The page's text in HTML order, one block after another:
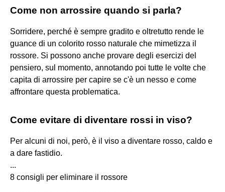
Come non arrossire quando si parla?
Sorridere, perché è sempre gradito e oltretutto rende le
guance di un colorito rosso naturale che mimetizza il
rossore. Si possono anche provare degli esercizi del
pensiero, sul momento, annotando poi tutte le volte che
capita di arrossire per capire se c'è un nesso e come
affrontare questa problematica.
Come evitare di diventare rossi in viso?
Per alcuni di noi, però, è il viso a diventare rosso, caldo e
a dare fastidio.
...
8 consigli per eliminare il rossore